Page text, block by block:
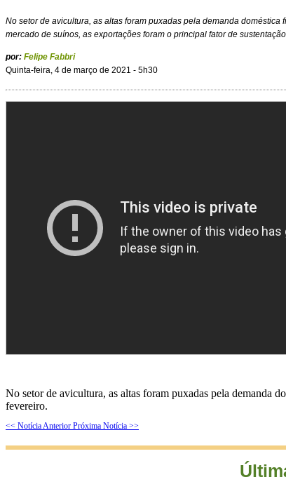
No setor de avicultura, as altas foram puxadas pela demanda
mercado de suínos, as exportações foram o principal fator de
por: Felipe Fabbri
Quinta-feira, 4 de março de 2021 - 5h30
No setor de avicultura, as altas foram puxadas pela demanda
fevereiro.
<< Notícia Anterior Próxima Notícia >>